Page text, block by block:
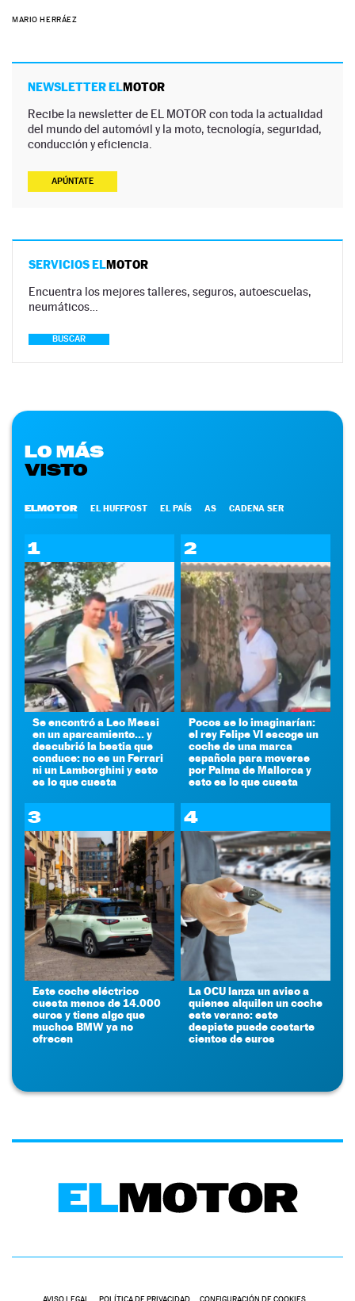
MARIO HERRÁEZ
NEWSLETTER ELMOTOR
Recibe la newsletter de EL MOTOR con toda la actualidad
del mundo del automóvil y la moto, tecnología, seguridad,
conducción y eficiencia.
APÚNTATE
SERVICIOS ELMOTOR
Encuentra los mejores talleres, seguros, autoescuelas,
neumáticos…
BUSCAR
LO MÁS
VISTO
ELMOTOR EL HUFFPOST EL PAÍS AS CADENA SER
1
Se encontró a Leo Messi
en un aparcamiento... y
descubrió la bestia que
conduce: no es un Ferrari
ni un Lamborghini y esto
es lo que cuesta
2
Pocos se lo imaginarían:
el rey Felipe VI escoge un
coche de una marca
española para moverse
por Palma de Mallorca y
esto es lo que cuesta
3
Este coche eléctrico
cuesta menos de 14.000
euros y tiene algo que
muchos BMW ya no
ofrecen
4
La OCU lanza un aviso a
quienes alquilen un coche
este verano: este
despiste puede costarte
cientos de euros
AVISO LEGAL POLÍTICA DE PRIVACIDAD CONFIGURACIÓN DE COOKIES